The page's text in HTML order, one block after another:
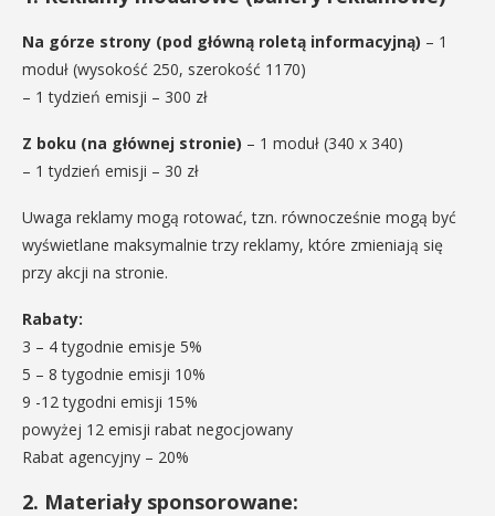
Na górze strony (pod główną roletą informacyjną) – 1
moduł (wysokość 250, szerokość 1170)
– 1 tydzień emisji – 300 zł
Z boku (na głównej stronie) – 1 moduł (340 x 340)
– 1 tydzień emisji – 30 zł
Uwaga reklamy mogą rotować, tzn. równocześnie mogą być
wyświetlane maksymalnie trzy reklamy, które zmieniają się
przy akcji na stronie.
Rabaty:
3 – 4 tygodnie emisje 5%
5 – 8 tygodnie emisji 10%
9 -12 tygodni emisji 15%
powyżej 12 emisji rabat negocjowany
Rabat agencyjny – 20%
2. Materiały sponsorowane: